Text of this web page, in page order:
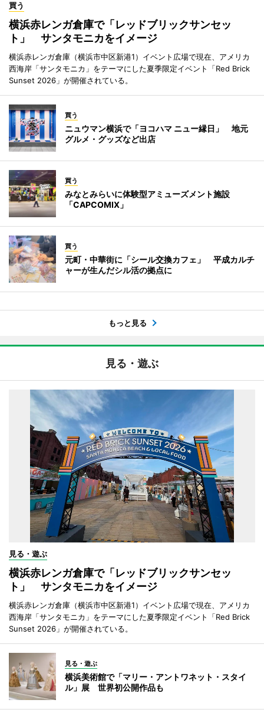
買う
横浜赤レンガ倉庫で「レッドブリックサンセッ
ト」 サンタモニカをイメージ
横浜赤レンガ倉庫（横浜市中区新港1）イベント広場で現在、アメリカ
西海岸「サンタモニカ」をテーマにした夏季限定イベント「Red Brick
Sunset 2026」が開催されている。
買う
ニュウマン横浜で「ヨコハマ ニュー縁日」 地元
グルメ・グッズなど出店
買う
みなとみらいに体験型アミューズメント施設
「CAPCOMIX」
買う
元町・中華街に「シール交換カフェ」 平成カルチ
ャーが生んだシル活の拠点に
もっと見る
見る・遊ぶ
見る・遊ぶ
横浜赤レンガ倉庫で「レッドブリックサンセッ
ト」 サンタモニカをイメージ
横浜赤レンガ倉庫（横浜市中区新港1）イベント広場で現在、アメリカ
西海岸「サンタモニカ」をテーマにした夏季限定イベント「Red Brick
Sunset 2026」が開催されている。
見る・遊ぶ
横浜美術館で「マリー・アントワネット・スタイ
ル」展 世界初公開作品も